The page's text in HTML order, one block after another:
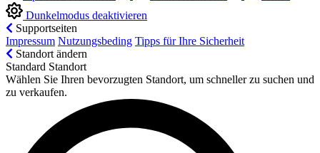
Dunkelmodus deaktivieren
Supportseiten
Impressum Nutzungsbeding Tipps für Ihre Sicherheit
Standort ändern
Standard Standort
Wählen Sie Ihren bevorzugten Standort, um schneller zu suchen und
zu verkaufen.